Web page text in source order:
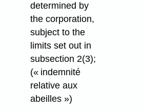
determined by
the corporation,
subject to the
limits set out in
subsection 2(3);
(« indemnité
relative aux
abeilles »)